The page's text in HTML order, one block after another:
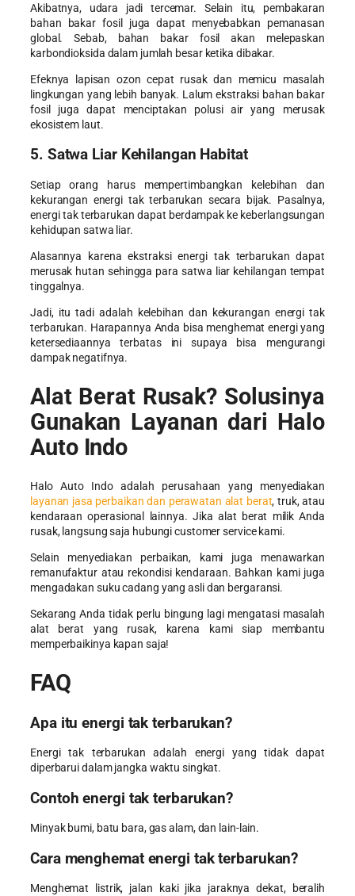
Akibatnya, udara jadi tercemar. Selain itu, pembakaran
bahan bakar fosil juga dapat menyebabkan pemanasan
global. Sebab, bahan bakar fosil akan melepaskan
karbondioksida dalam jumlah besar ketika dibakar.
Efeknya lapisan ozon cepat rusak dan memicu masalah
lingkungan yang lebih banyak. Lalum ekstraksi bahan bakar
fosil juga dapat menciptakan polusi air yang merusak
ekosistem laut.
5. Satwa Liar Kehilangan Habitat
Setiap orang harus mempertimbangkan
kelebihan dan
kekurangan energi tak terbarukan secara bijak. Pasalnya,
energi tak terbarukan dapat berdampak ke keberlangsungan
kehidupan satwa liar.
Alasannya karena ekstraksi energi tak terbarukan dapat
merusak hutan sehingga para satwa liar kehilangan tempat
tinggalnya.
Jadi, itu tadi adalah kelebihan dan kekurangan energi tak
terbarukan. Harapannya Anda bisa menghemat energi yang
ketersediaannya terbatas ini supaya bisa mengurangi
dampak negatifnya.
Alat Berat Rusak? Solusinya
Gunakan Layanan dari Halo
Auto Indo
Halo Auto Indo adalah perusahaan yang menyediakan
layanan jasa perbaikan dan perawatan alat berat, truk, atau
kendaraan operasional lainnya. Jika alat berat milik Anda
rusak, langsung saja hubungi customer service kami.
Selain menyediakan perbaikan, kami juga menawarkan
remanufaktur atau rekondisi kendaraan. Bahkan kami juga
mengadakan suku cadang yang asli dan bergaransi.
Sekarang Anda tidak perlu bingung lagi mengatasi masalah
alat berat yang rusak, karena kami siap membantu
memperbaikinya kapan saja!
FAQ
Apa itu energi tak terbarukan?
Energi tak terbarukan adalah energi yang tidak dapat
diperbarui dalam jangka waktu singkat.
Contoh energi tak terbarukan?
Minyak bumi, batu bara, gas alam, dan lain-lain.
Cara menghemat energi tak terbarukan?
Menghemat listrik, jalan kaki jika jaraknya dekat, beralih